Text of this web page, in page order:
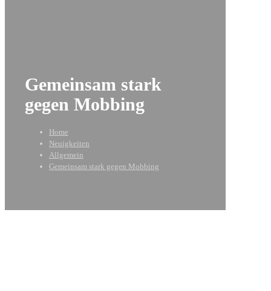
Gemeinsam stark
gegen Mobbing
Home
Neuigkeiten
Allgemein
Gemeinsam stark gegen Mobbing